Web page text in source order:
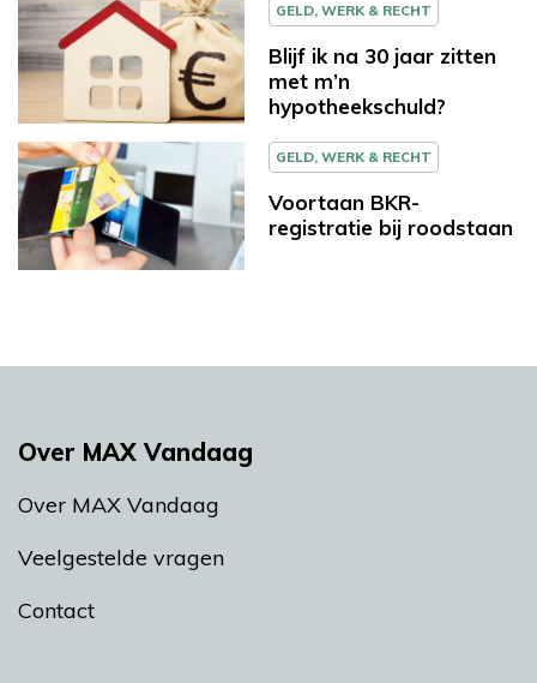
GELD, WERK & RECHT
Blijf ik na 30 jaar zitten
met m’n
hypotheekschuld?
GELD, WERK & RECHT
Voortaan BKR-
registratie bij roodstaan
Over MAX Vandaag
Over MAX Vandaag
Veelgestelde vragen
Contact